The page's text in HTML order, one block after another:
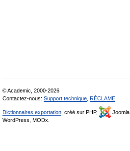
© Academic, 2000-2026
Contactez-nous: Support technique RÉCLAME
Dictionnaires exportation , créé sur PHP, Joomla,
WordPress, MODx.